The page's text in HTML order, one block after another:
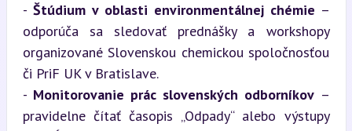
- Štúdium v oblasti environmentálnej chémie –
odporúča sa sledovať prednášky a workshopy
organizované Slovenskou chemickou spoločnosťou
či PriF UK v Bratislave.
- Monitorovanie prác slovenských odborníkov –
pravidelne čítať časopis „Odpady“ alebo výstupy